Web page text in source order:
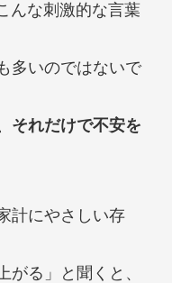
んな刺激的な言葉
多いのではないで
それだけで不安を
計にやさしい存
がる」と聞くと、